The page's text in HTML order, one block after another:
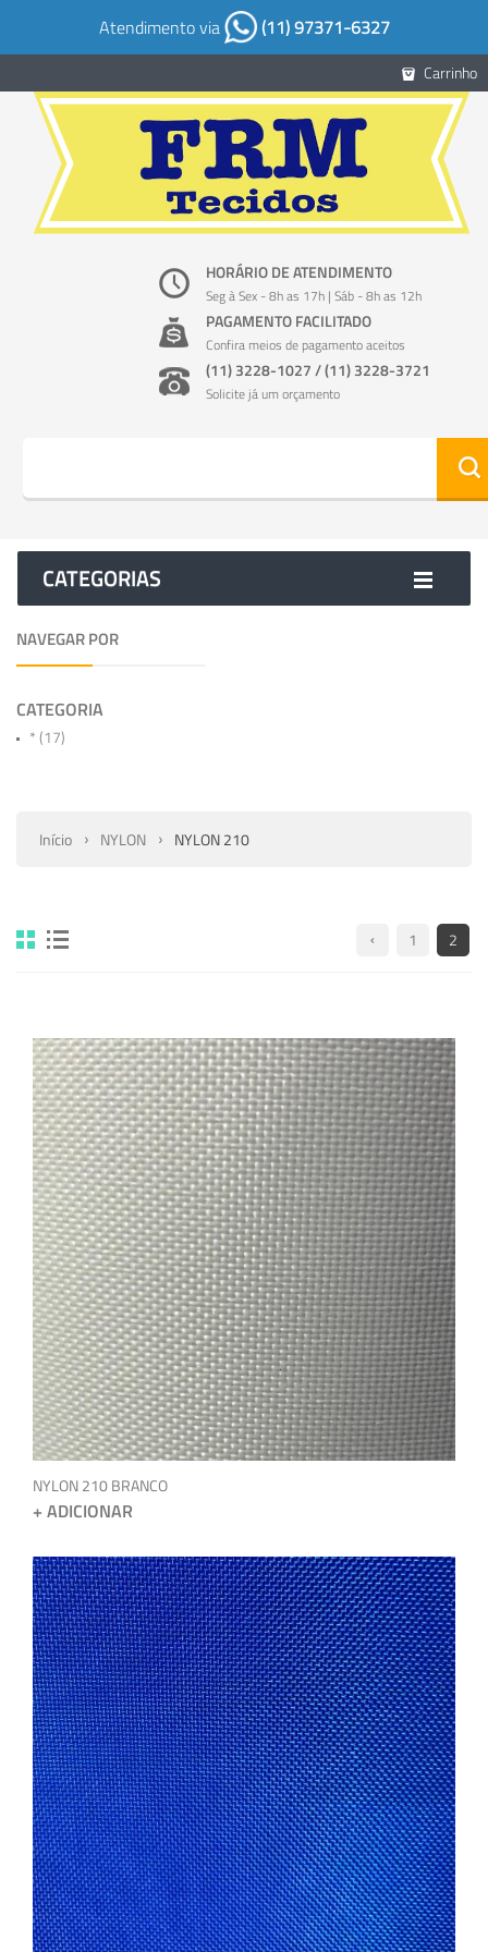
Carrinho
Atendimento via (11) 97371-6327
HORÁRIO DE ATENDIMENTO
Seg à Sex - 8h as 17h | Sáb - 8h as 12h
PAGAMENTO FACILITADO
Confira meios de pagamento aceitos
(11) 3228-1027 / (11) 3228-3721
Solicite já um orçamento
CATEGORIAS
NAVEGAR POR
CATEGORIA
*(17)
Início NYLON NYLON 210
1 2
NYLON 210 BRANCO
+ ADICIONAR